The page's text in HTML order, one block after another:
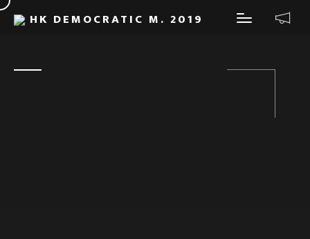
HK DEMOCRATIC M. 2019